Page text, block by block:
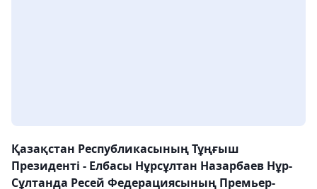
Қазақстан Республикасының Тұңғыш
Президенті - Елбасы Нұрсұлтан Назарбаев Нұр-
Сұлтанда Ресей Федерациясының Премьер-